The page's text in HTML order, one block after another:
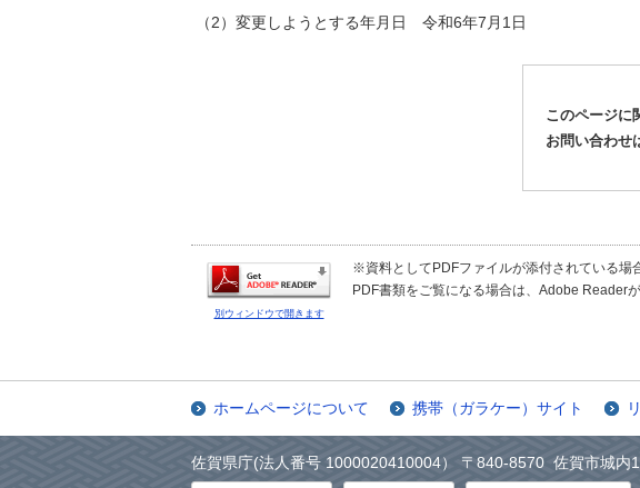
（2）変更しようとする年月日 令和6年7月1日
このページに
お問い合わせ
別ウィンドウで開きます
※資料としてPDFファイルが添付されている場
PDF書類をご覧になる場合は、Adobe Reader
ホームページについて 携帯（ガラケー）サイト
佐賀県庁(法人番号 1000020410004） 〒840-8570 佐賀市城